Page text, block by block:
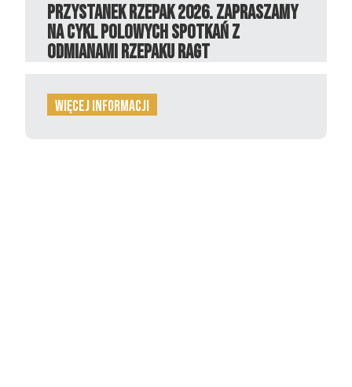
Przystanek Rzepak 2026. Zapraszamy
na cykl polowych spotkań z
odmianami rzepaku RAGT
więcej informacji